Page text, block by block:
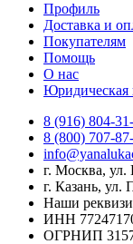
Профиль
Доставка и
Покупателям
Помощь
О нас
Юридическая
8 (916) 804-
8 (800) 707-
г. Москва, ул.
г. Казань,
Наши
ИНН
ОГРНИП